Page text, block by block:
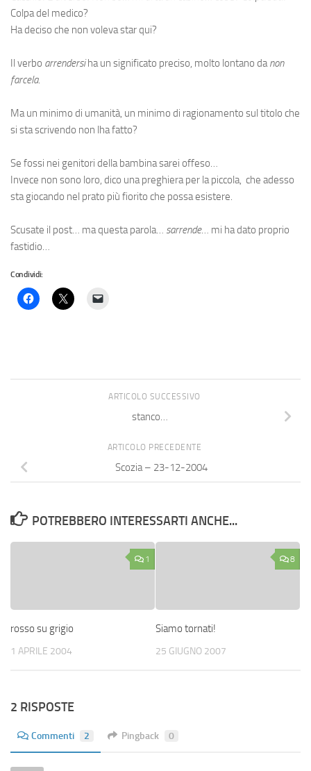
Colpa del medico?
Ha deciso che non voleva star qui?
Il verbo arrendersiha un significato preciso, molto lontano danon
farcela.
Ma un minimo di umanità, un minimo di ragionamento sul titolo che
si sta scrivendo non lha fatto?
Se fossi nei genitori della bambina sarei offeso…
Invece non sono loro, dico una preghiera per la piccola, che adesso
sta giocando nel prato più fiorito che possa esistere.
Scusate il post… ma questa parola… sarrende… mi ha dato proprio
fastidio…
Condividi:
ARTICOLO SUCCESSIVO
stanco…
ARTICOLO PRECEDENTE
Scozia – 23-12-2004
POTREBBERO INTERESSARTI ANCHE...
1
rosso su grigio
1 APRILE 2004
8
Siamo tornati!
25 GIUGNO 2007
2 RISPOSTE
Commenti 2 Pingback 0